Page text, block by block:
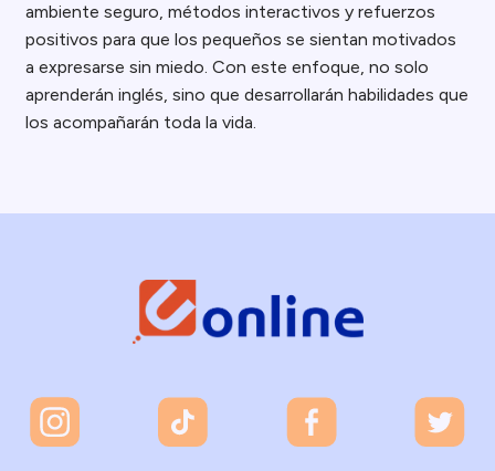
ambiente seguro, métodos interactivos y refuerzos
positivos para que los pequeños se sientan motivados
a expresarse sin miedo. Con este enfoque, no solo
aprenderán inglés, sino que desarrollarán habilidades que
los acompañarán toda la vida.